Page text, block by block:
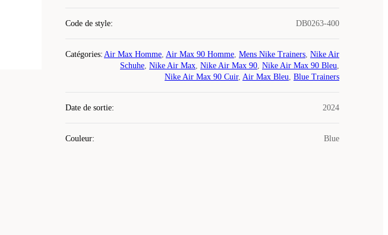
Code de style: DB0263-400
Catégories: Air Max Homme, Air Max 90 Homme, Mens Nike Trainers, Nike Air
Schuhe, Nike Air Max, Nike Air Max 90, Nike Air Max 90 Bleu,
Nike Air Max 90 Cuir, Air Max Bleu, Blue Trainers
Date de sortie: 2024
Couleur: Blue